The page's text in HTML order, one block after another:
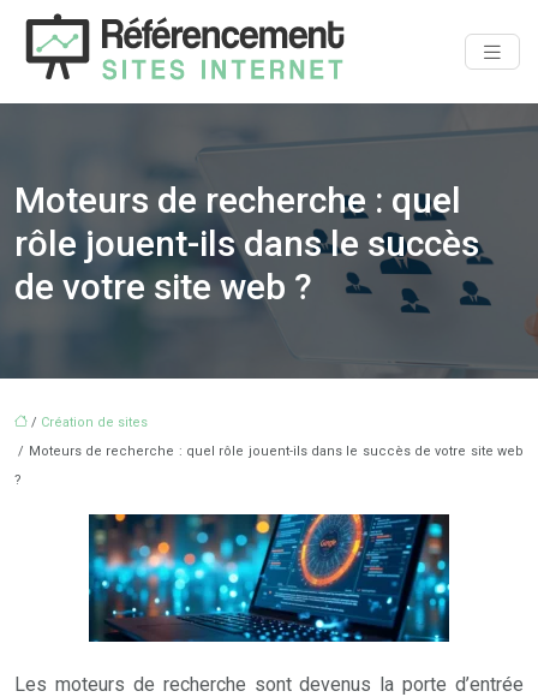
Moteurs de recherche : quel
rôle jouent-ils dans le succès
de votre site web ?
/ Création de sites
/ Moteurs de recherche : quel rôle jouent-ils dans le succès de votre site web
?
Les moteurs de recherche sont devenus la porte d’entrée